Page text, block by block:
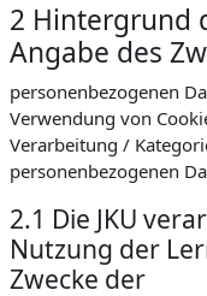
2 Hintergrund
Angabe des
personenbezogenen
Verwendung von
Verarbeitung /
personenbezogenen
2.1 Die JKU
Nutzung der
Zwecke der